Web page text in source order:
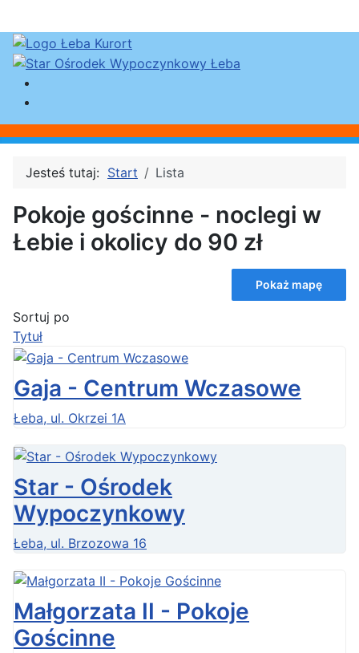
Jesteś tutaj: Start Lista
Pokoje gościnne - noclegi w
Łebie i okolicy do 90 zł
Pokaż mapę
Sortuj po
Tytuł
Gaja - Centrum Wczasowe
Łeba, ul. Okrzei 1A
Star - Ośrodek
Wypoczynkowy
Łeba, ul. Brzozowa 16
Małgorzata II - Pokoje
Gościnne